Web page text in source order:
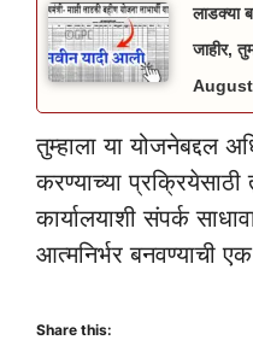
लाडक्या
जाहीर,
तुम्हाला या योजनेबद्दल
करण्याच्या
कार्यालयाशी संपर्क
आत्मनिर्भर बनवण्याची
Share this: